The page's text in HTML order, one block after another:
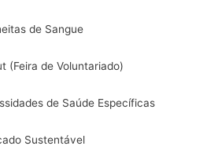
de Sangue
(Feira de Voluntariado)
de Saúde Específicas
Sustentável